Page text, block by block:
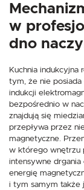
w
dno
Kuchnia
tym, że nie posiada
indukcji
bezpośrednio w
znajdują się
przepływa przez
magnetyczne.
w którego wnętrzu
intensywne drgania
energię
i tym samym także